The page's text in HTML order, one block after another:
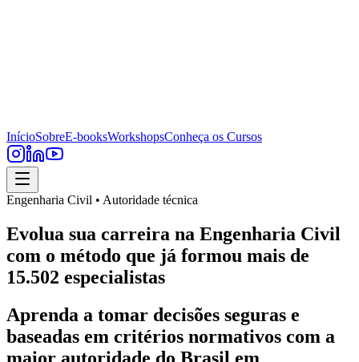
InícioSobreE-booksWorkshopsConheça os Cursos
Engenharia Civil • Autoridade técnica
Evolua sua carreira na Engenharia Civil
com o método que já formou mais de
15.502 especialistas
Aprenda a tomar decisões seguras e
baseadas em critérios normativos com a